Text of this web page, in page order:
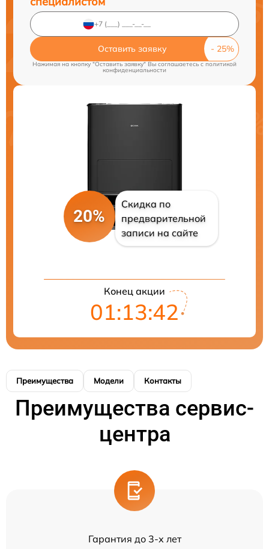
Оставить заявку
Нажимая на кнопку "Оставить заявку" Вы соглашаетесь cполитикой
конфиденциальности
20%
Скидка по
предварительной
записи на сайте
Конец акции
01:13:42
Преимущества Модели Контакты
Преимущества сервис-
центра
Гарантия до 3-х лет